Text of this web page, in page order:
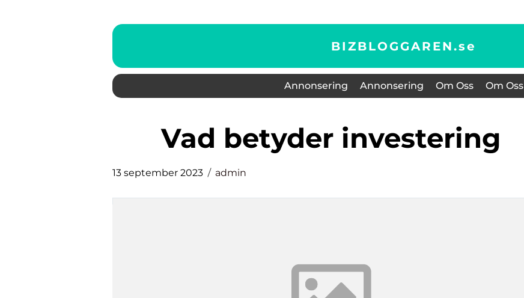
BIZBLOGGAREN.se
Annonsering Annonsering Om Oss Om Oss
vad betyder investering
13 september 2023 admin